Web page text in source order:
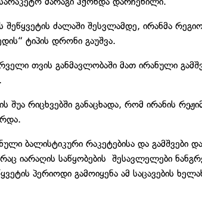
ძალაში შესვლამდე, ირანმა
ტიპის დრონი გაუშვა.
თვის განმავლობაში მათ ირანული
შუა რიცხვებში განაცხადა, რომ ირანის
ბალისტიკური რაკეტებისა და გამშვები
იარაღის საწყობების შესავლელები
პერიოდი გამოიყენა ამ საცავების